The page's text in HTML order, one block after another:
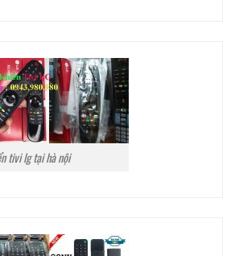
tivi lg tại hà nội